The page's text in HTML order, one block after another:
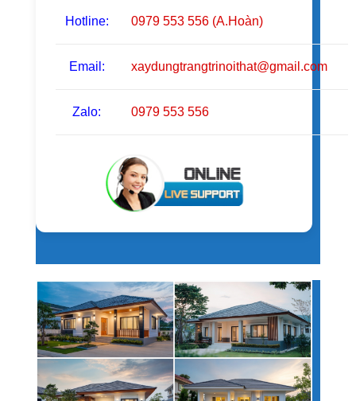
Hotline: 0979 553 556 (A.Hoàn)
Email: xaydungtrangtrinoithat@gmail.com
Zalo: 0979 553 556